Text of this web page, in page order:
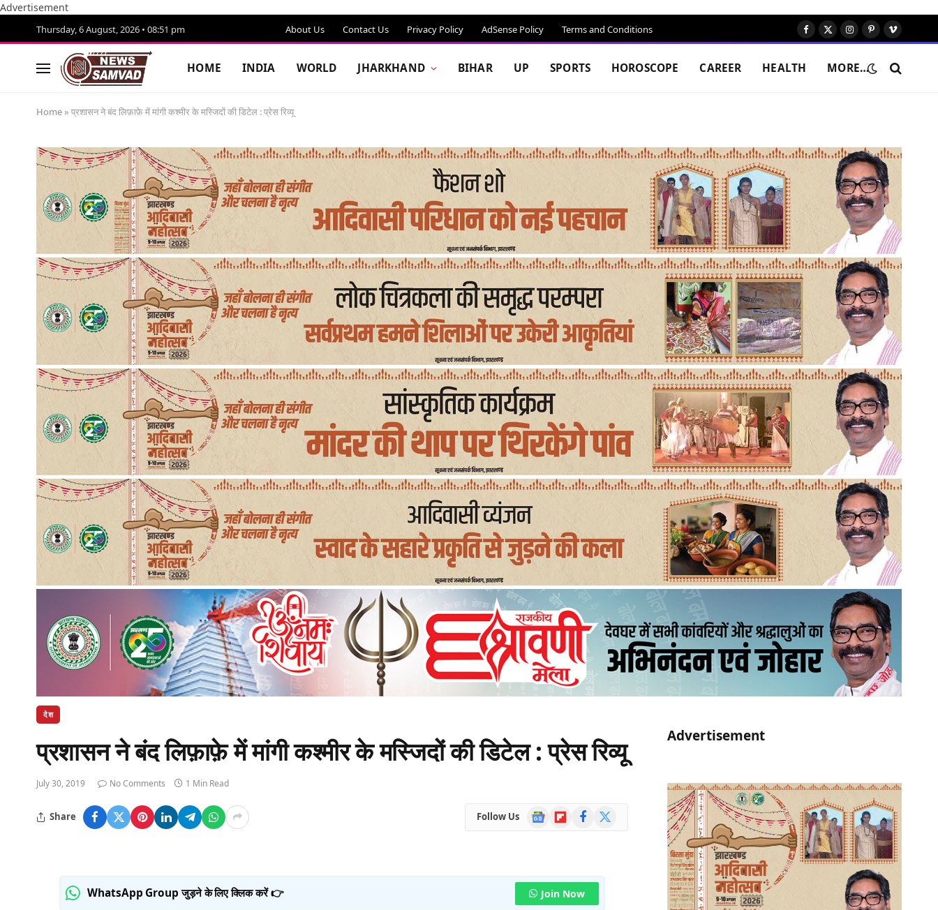
Advertisement
Thursday, 6 August, 2026 • 08:51 pm About Us Contact Us Privacy Policy AdSense Policy Terms and Conditions Facebook
X
Instagram
Pinterest
Vimeo
HOME INDIA WORLD JHARKHAND BIHAR UP SPORTS HOROSCOPE CAREER HEALTH MORE…
Home » प्रशासन ने बंद लिफ़ाफ़े में मांगी कश्मीर के मस्जिदों की डिटेल : प्रेस रिव्यू
देश
प्रशासन ने बंद लिफ़ाफ़े में मांगी कश्मीर के मस्जिदों की डिटेल : प्रेस रिव्यू
July 30, 2019 No Comments 1 Min Read
Share Follow Us
Google
News
FlipboardFacebook
WhatsApp Group जुड़ने के लिए क्लिक करें 👉 Join Now
Advertisement